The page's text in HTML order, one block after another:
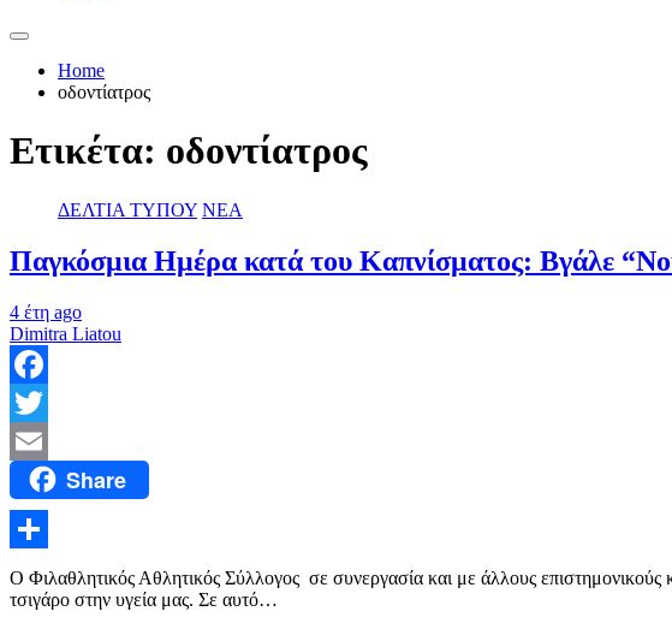
Home
οδοντίατρος
Ετικέτα: οδοντίατρος
ΔΕΛΤΙΑ ΤΥΠΟΥ ΝΕΑ
Παγκόσμια Ημέρα κατά του Καπνίσματος: Βγάλε
4 έτη ago
Dimitra Liatou
Facebook
Twitter
Email Share
Μοιραστείτε
Ο Φιλαθλητικός Αθλητικός Σύλλογος σε συνεργασία και με άλλους επιστημονικούς
τσιγάρο στην υγεία μας. Σε αυτό…